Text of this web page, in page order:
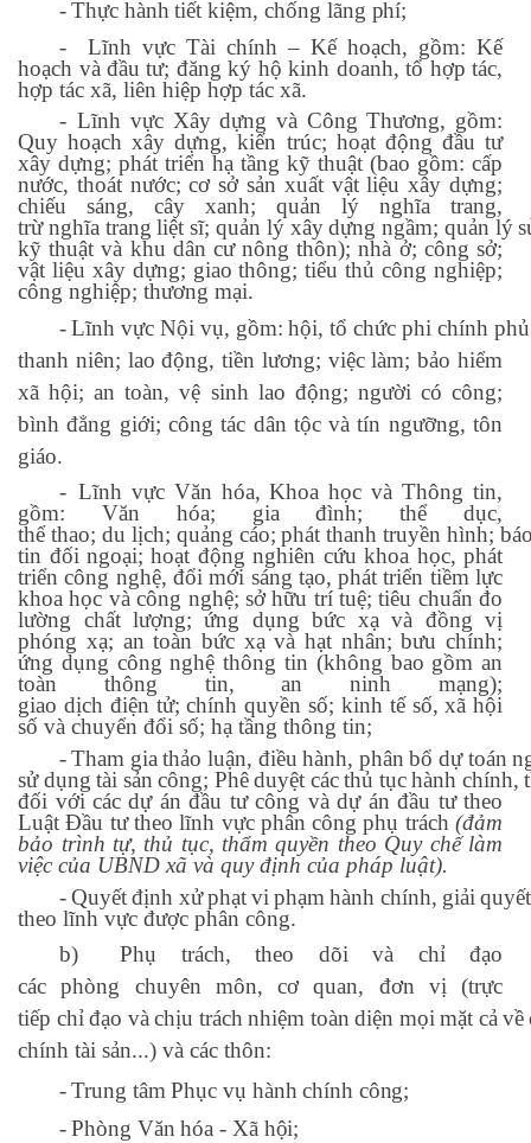
-Thực hành tiết kiệm, chống lãng phí;
-
Lĩnh vực Tài chính – Kế hoạch, gồm: Kế
hoạch và đầu tư; đăng ký hộ kinh doanh, tổ hợp tác,
hợp tác xã, liên hiệp hợp tác xã.
- Lĩnh vực Xây dựng và Công Thương, gồm:
Quy hoạch xây dựng, kiến trúc; hoạt động đầu tư
xây dựng; phát triển hạ tầng kỹ thuật (bao gồm: cấp
nước, thoát nước; cơ sở sản xuất vật liệu xây dựng;
chiếu sáng, cây xanh; quản lý nghĩa trang,
trừ nghĩa trang liệt sĩ; quản lý xây dựng ngầm; quản lý
kỹ thuật và khu dân cư nông thôn); nhà ở; công sở;
vật liệu xây dựng; giao thông; tiểu thủ công nghiệp;
công nghiệp; thương mại.
-Lĩnh vực Nội vụ, gồm: hội, tổ chức phi chính
thanh niên; lao động, tiền lương; việc làm; bảo hiểm
xã hội; an toàn, vệ sinh lao động; người có công;
bình đẳng giới; công tác dân tộc và tín ngưỡng, tôn
giáo.
- Lĩnh vực Văn hóa, Khoa học và Thông tin,
gồm: Văn hóa; gia đình; thể dục,
thể thao; du lịch; quảng cáo; phát thanh truyền hình;
tin đối ngoại; hoạt động nghiên cứu khoa học, phát
triển công nghệ, đổi mới sáng tạo, phát triển tiềm lực
khoa học và công nghệ; sở hữu trí tuệ; tiêu chuẩn đo
lường chất lượng; ứng dụng bức xạ và đồng vị
phóng xạ; an toàn bức xạ và hạt nhân; bưu chính;
ứng dụng công nghệ thông tin (không bao gồm an
toàn thông tin, an ninh mạng);
giao dịch điện tử; chính quyền số; kinh tế số, xã hội
số và chuyển đổi số; hạ tầng thông tin;
-Tham gia thảo luận, điều hành, phân bổ dự toán
sử dụng tài sản công; Phê duyệt các thủ tục hành chính,
đối với các dự án đầu tư công và dự án đầu tư theo
Luật Đầu tư theo lĩnh vực phân công phụ trách (đảm
bảo trình tự, thủ tục, thẩm quyền theo Quy chế làm
việc của UBND xã và quy định của pháp luật).
-Quyết định xử phạt vi phạm hành chính, giải quyết
theo lĩnh vực được phân công.
b)
Phụ trách, theo dõi
và chỉ đạo
các phòng chuyên môn, cơ quan, đơn vị (trực
tiếp chỉ đạo và chịu trách nhiệm toàn diện mọi mặt cả về
chính tài sản...) và các thôn:
-Trung tâm Phục vụ hành chính công;
-Phòng Văn hóa - Xã hội;